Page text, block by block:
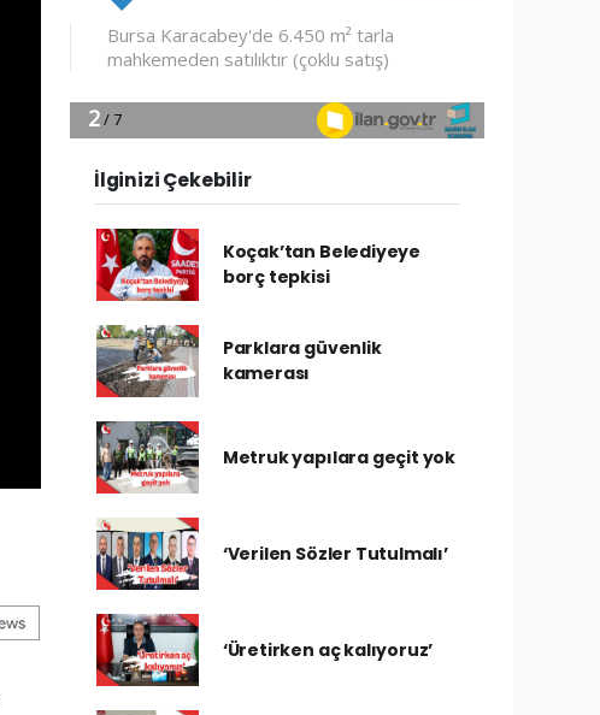
İlginizi Çekebilir
Koçak’tan Belediyeye
borç tepkisi
Parklara güvenlik
kamerası
Metruk yapılara geçit yok
‘Verilen Sözler Tutulmalı’
‘Üretirken aç kalıyoruz’